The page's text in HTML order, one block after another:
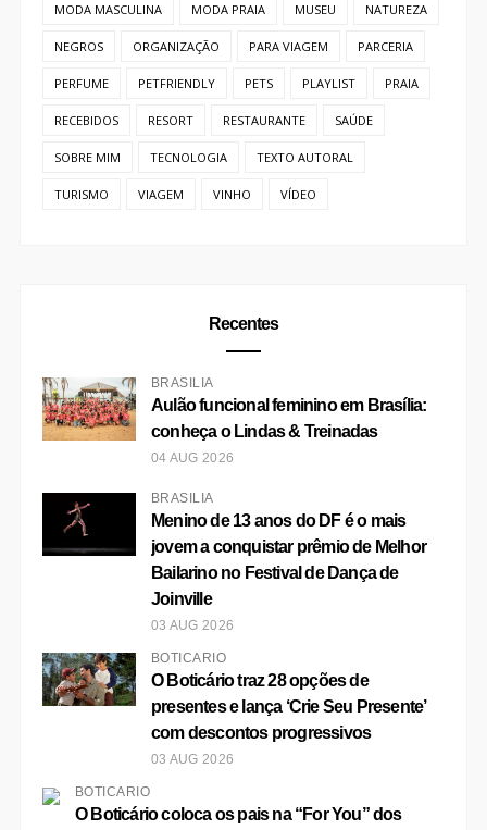
MODA MASCULINA MODA PRAIA MUSEU NATUREZA
NEGROS ORGANIZAÇÃO PARA VIAGEM PARCERIA
PERFUME PETFRIENDLY PETS PLAYLIST PRAIA
RECEBIDOS RESORT RESTAURANTE SAÚDE
SOBRE MIM TECNOLOGIA TEXTO AUTORAL
TURISMO VIAGEM VINHO VÍDEO
Recentes
BRASÍLIA
Aulão funcional feminino em Brasília:
conheça o Lindas & Treinadas
04 AUG 2026
BRASÍLIA
Menino de 13 anos do DF é o mais
jovem a conquistar prêmio de Melhor
Bailarino no Festival de Dança de
Joinville
03 AUG 2026
BOTICÁRIO
O Boticário traz 28 opções de
presentes e lança ‘Crie Seu Presente’
com descontos progressivos
03 AUG 2026
BOTICÁRIO
O Boticário coloca os pais na “For You” dos